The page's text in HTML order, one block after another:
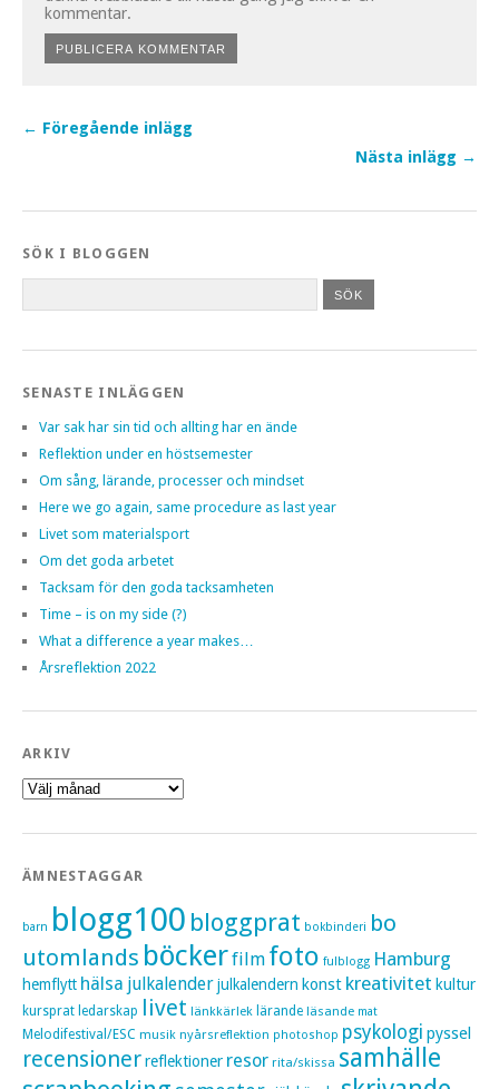
kommentar.
← Föregående inlägg
Nästa inlägg →
SÖK I BLOGGEN
SENASTE INLÄGGEN
Var sak har sin tid och allting har en ände
Reflektion under en höstsemester
Om sång, lärande, processer och mindset
Here we go again, same procedure as last year
Livet som materialsport
Om det goda arbetet
Tacksam för den goda tacksamheten
Time – is on my side (?)
What a difference a year makes…
Årsreflektion 2022
ARKIV
Arkiv
ÄMNESTAGGAR
barn blogg100 bloggprat bokbinderi bo
utomlands böckerfilm foto fulblogg Hamburg
hemflytt hälsa julkalenderjulkalendern konst kreativitet kultur
kursprat ledarskap livet länkkärlek lärande läsande mat
Melodifestival/ESC musik nyårsreflektion photoshop psykologi pyssel
recensionerreflektioner resor rita/skissa samhälle